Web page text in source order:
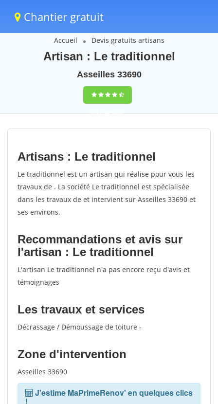
Chantier gratuit
Accueil Devis gratuits artisans
Artisan : Le traditionnel
Asseilles 33690
9,5(100%)82
votes
Artisans : Le traditionnel
Le traditionnel est un artisan qui réalise pour vous les
travaux de . La société Le traditionnel est spécialisée
dans les travaux de et intervient sur Asseilles 33690 et
ses environs.
Recommandations et avis sur
l'artisan : Le traditionnel
L'artisan Le traditionnel n'a pas encore reçu d'avis et
témoignages
Les travaux et services
Décrassage / Démoussage de toiture -
Zone d'intervention
Asseilles 33690